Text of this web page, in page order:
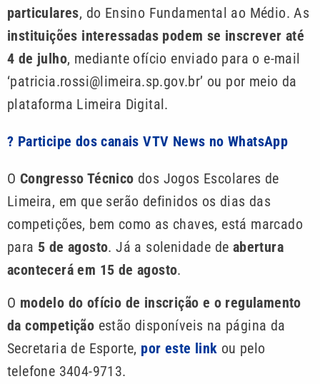
particulares, do Ensino Fundamental ao Médio. As
instituições interessadas podem se inscrever até
4 de julho, mediante ofício enviado para o e-mail
‘patricia.rossi@limeira.sp.gov.br’ ou por meio da
plataforma Limeira Digital.
? Participe dos canais VTV News no WhatsApp
O Congresso Técnico dos Jogos Escolares de
Limeira, em que serão definidos os dias das
competições, bem como as chaves, está marcado
para 5 de agosto. Já a solenidade de abertura
acontecerá em 15 de agosto.
O modelo do ofício de inscrição e o regulamento
da competição estão disponíveis na página da
Secretaria de Esporte, por este link ou pelo
telefone 3404-9713.